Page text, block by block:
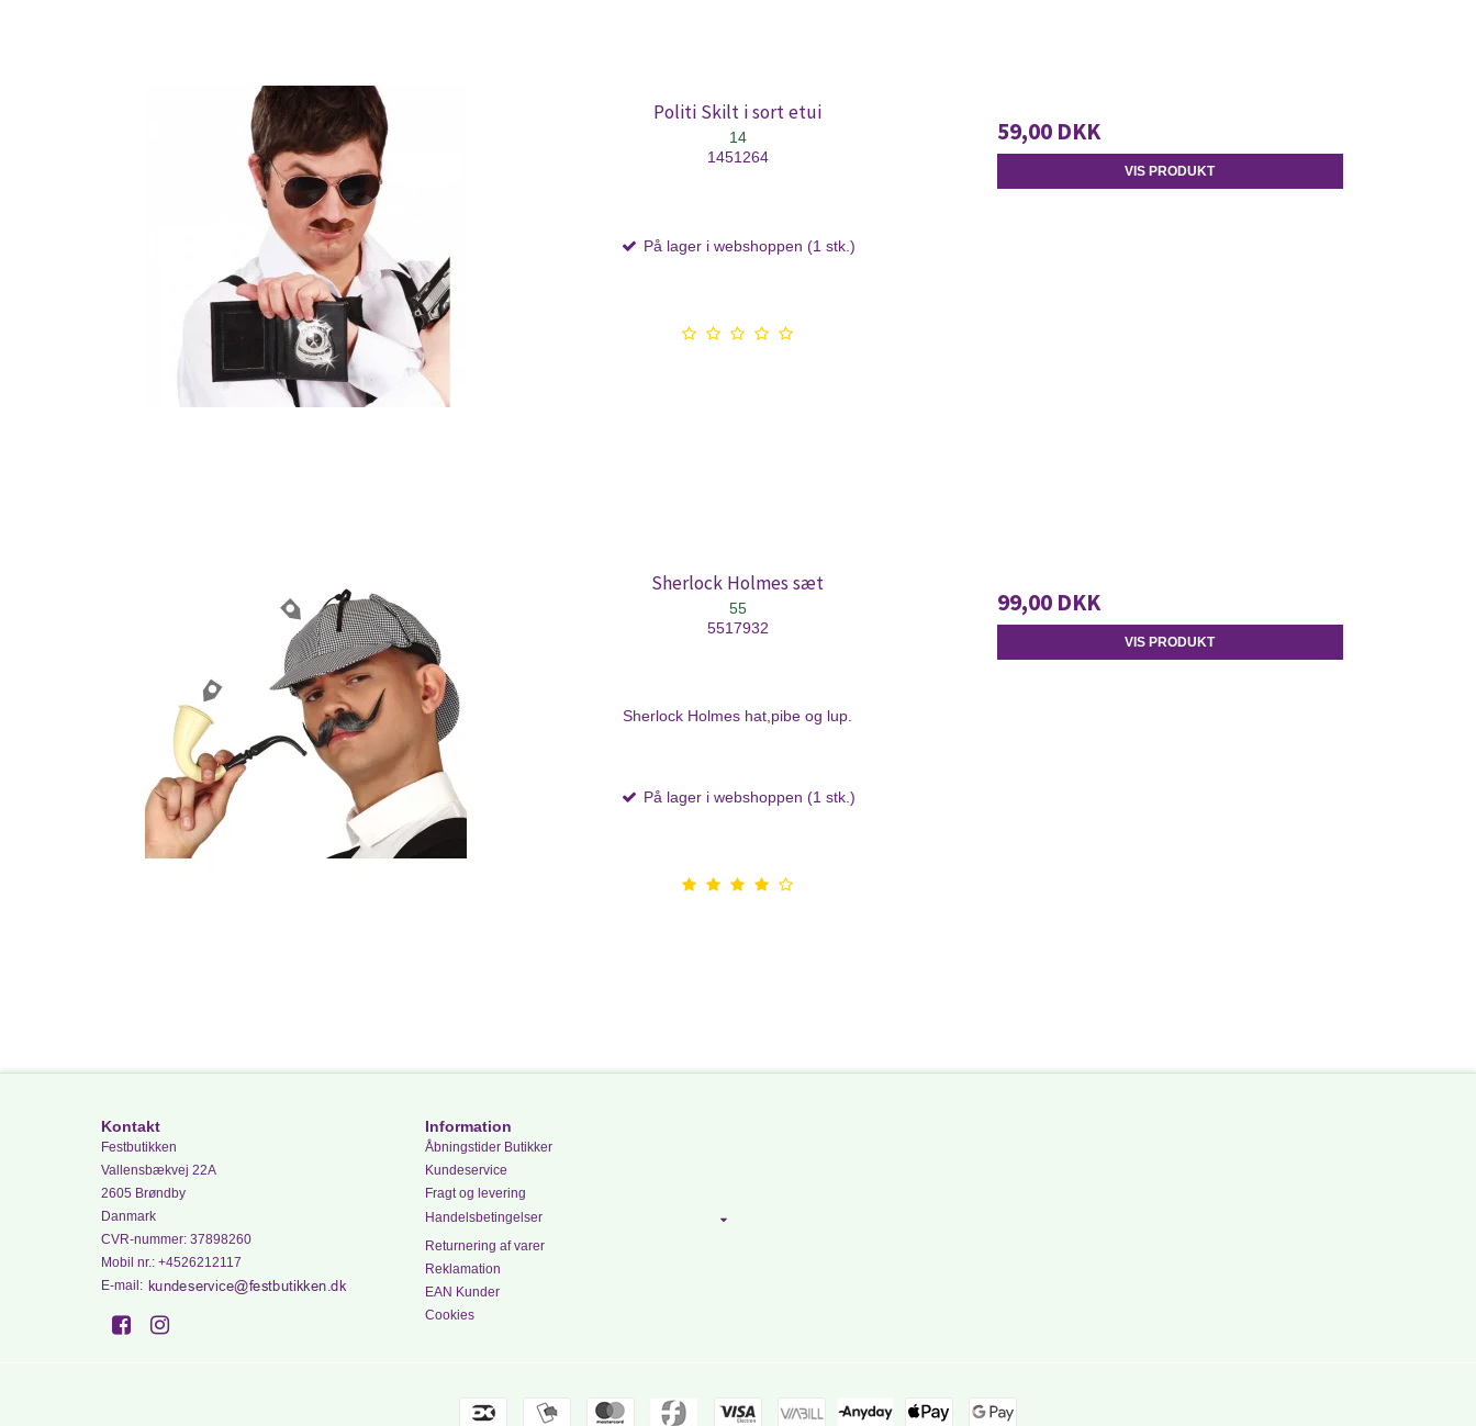
Politi Skilt i sort etui
14
1451264
På lager i webshoppen (1 stk.)
59,00 DKK
VIS PRODUKT
Sherlock Holmes sæt
55
5517932
Sherlock Holmes hat,pibe og lup.
På lager i webshoppen (1 stk.)
99,00 DKK
VIS PRODUKT
Kontakt
Festbutikken
Vallensbækvej 22A
2605 Brøndby
Danmark
CVR-nummer: 37898260
Mobil nr.: +4526212117
E-mail :
Information
Åbningstider Butikker
Kundeservice
Fragt og levering
Handelsbetingelser
Returnering af varer
Reklamation
EAN Kunder
Cookies